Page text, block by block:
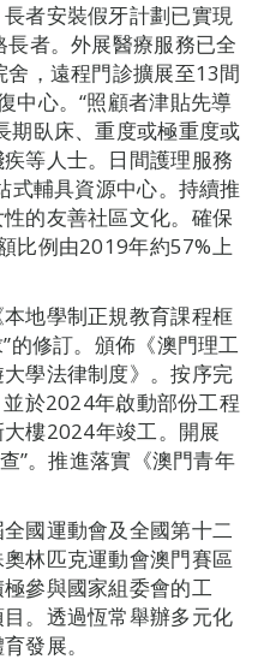
長者安裝假牙計劃已實現
者。外展醫療服務已全
，遠程門診擴展至13間
中心。“照顧者津貼先導
期臥床、重度或極重度或
等人士。日間護理服務
輔具資源中心。持續推
的友善社區文化。確保
比例由2019年約57%上
地學制正規教育課程框
的修訂。頒佈《澳門理工
學法律制度》。按序完
於2024年啟動部份工程
樓2024年竣工。開展
”。推進落實《澳門青年
國運動會及全國第十二
林匹克運動會澳門賽區
參與國家組委會的工
。透過恆常舉辦多元化
發展。